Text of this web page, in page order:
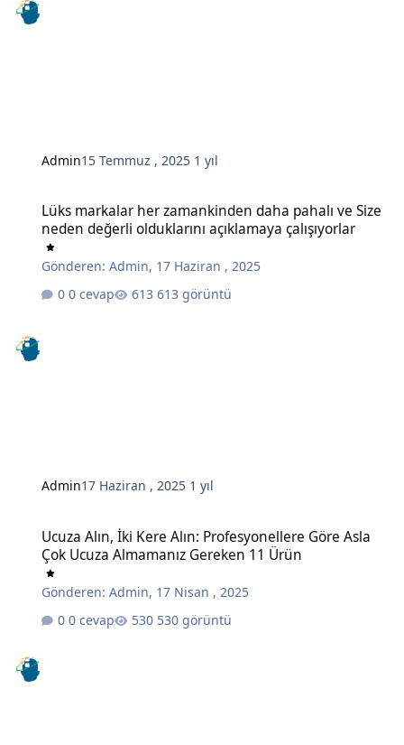
Admin15 Temmuz , 2025 1 yıl
Lüks markalar her zamankinden daha pahalı ve Size
neden değerli olduklarını açıklamaya çalışıyorlar
Gönderen:Admin, 17 Haziran , 2025
0 cevap
613 görüntü
Admin17 Haziran , 2025 1 yıl
Ucuza Alın, İki Kere Alın: Profesyonellere Göre Asla
Çok Ucuza Almamanız Gereken 11 Ürün
Gönderen:Admin, 17 Nisan , 2025
0 cevap
530 görüntü